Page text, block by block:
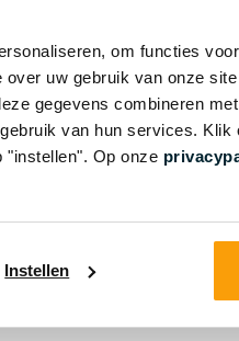
om functies
uw gebruik van onze
gegevens combineren
van hun services. Klik
"instellen". Op onze
Instellen
die je kunt gebruiken